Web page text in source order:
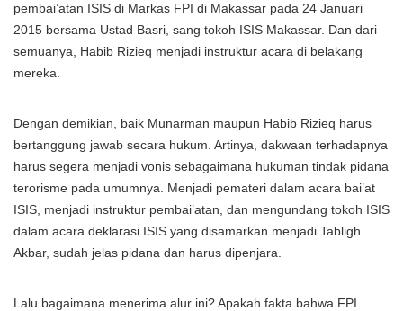
pembai’atan ISIS di Markas FPI di Makassar pada 24 Januari
2015 bersama Ustad Basri, sang tokoh ISIS Makassar. Dan dari
semuanya, Habib Rizieq menjadi instruktur acara di belakang
mereka.
Dengan demikian, baik Munarman maupun Habib Rizieq harus
bertanggung jawab secara hukum. Artinya, dakwaan terhadapnya
harus segera menjadi vonis sebagaimana hukuman tindak pidana
terorisme pada umumnya. Menjadi pemateri dalam acara bai’at
ISIS, menjadi instruktur pembai’atan, dan mengundang tokoh ISIS
dalam acara deklarasi ISIS yang disamarkan menjadi Tabligh
Akbar, sudah jelas pidana dan harus dipenjara.
Lalu bagaimana menerima alur ini? Apakah fakta bahwa FPI